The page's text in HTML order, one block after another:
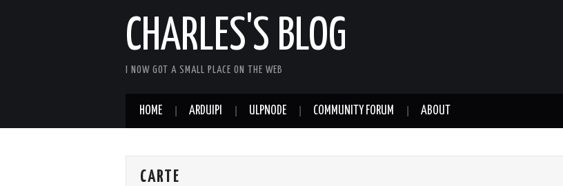
CHARLES'S BLOG
I NOW GOT A SMALL PLACE ON THE WEB
HOME ARDUIPI ULPNODE COMMUNITY FORUM ABOUT
CARTE